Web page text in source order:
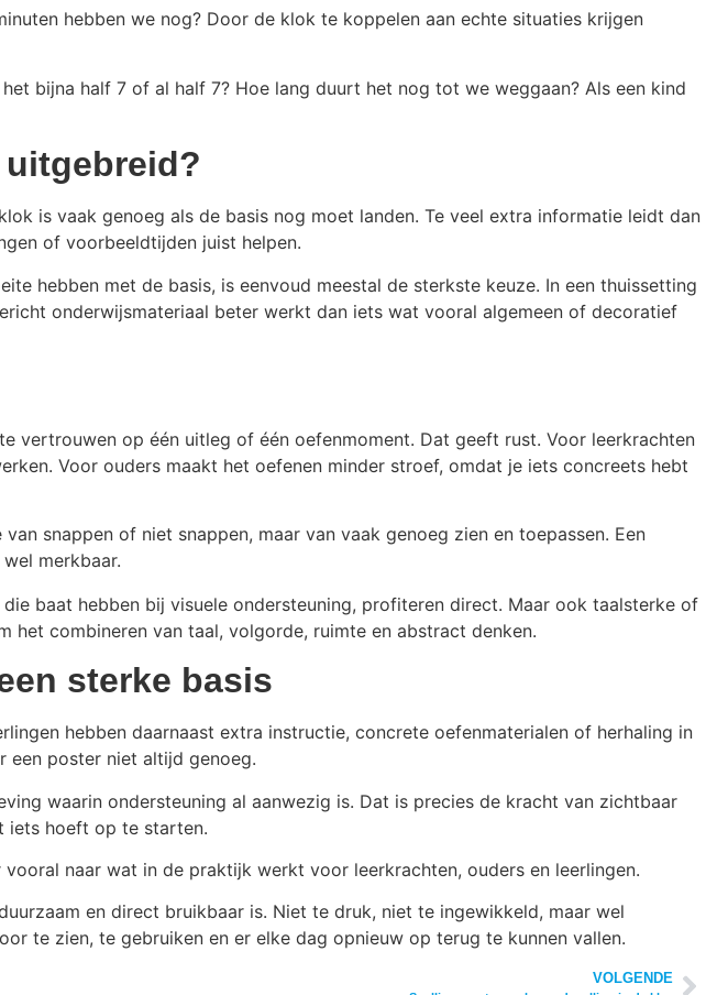
hebben we nog? Door de klok te koppelen aan echte situaties krijgen
bijna half 7 of al half 7? Hoe lang duurt het nog tot we weggaan? Als een kind
is vaak genoeg als de basis nog moet landen. Te veel extra informatie leidt dan
of voorbeeldtijden juist helpen.
hebben met de basis, is eenvoud meestal de sterkste keuze. In een thuissetting
onderwijsmateriaal beter werkt dan iets wat vooral algemeen of decoratief
vertrouwen op één uitleg of één oefenmoment. Dat geeft rust. Voor leerkrachten
Voor ouders maakt het oefenen minder stroef, omdat je iets concreets hebt
snappen of niet snappen, maar van vaak genoeg zien en toepassen. Een
merkbaar.
baat hebben bij visuele ondersteuning, profiteren direct. Maar ook taalsterke of
het combineren van taal, volgorde, ruimte en abstract denken.
sterke basis
hebben daarnaast extra instructie, concrete oefenmaterialen of herhaling in
een poster niet altijd genoeg.
waarin ondersteuning al aanwezig is. Dat is precies de kracht van zichtbaar
iets hoeft op te starten.
naar wat in de praktijk werkt voor leerkrachten, ouders en leerlingen.
en direct bruikbaar is. Niet te druk, niet te ingewikkeld, maar wel
te zien, te gebruiken en er elke dag opnieuw op terug te kunnen vallen.
VOLGENDE